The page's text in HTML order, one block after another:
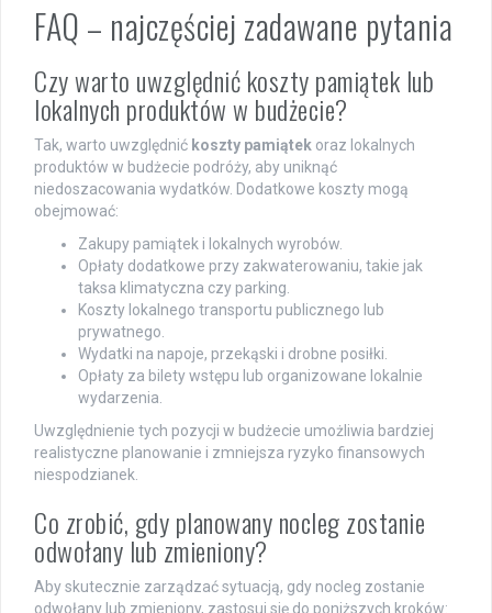
FAQ – najczęściej zadawane pytania
Czy warto uwzględnić koszty pamiątek lub
lokalnych produktów w budżecie?
Tak, warto uwzględnić koszty pamiątek oraz lokalnych
produktów w budżecie podróży, aby uniknąć
niedoszacowania wydatków. Dodatkowe koszty mogą
obejmować:
Zakupy pamiątek i lokalnych wyrobów.
Opłaty dodatkowe przy zakwaterowaniu, takie jak
taksa klimatyczna czy parking.
Koszty lokalnego transportu publicznego lub
prywatnego.
Wydatki na napoje, przekąski i drobne posiłki.
Opłaty za bilety wstępu lub organizowane lokalnie
wydarzenia.
Uwzględnienie tych pozycji w budżecie umożliwia bardziej
realistyczne planowanie i zmniejsza ryzyko finansowych
niespodzianek.
Co zrobić, gdy planowany nocleg zostanie
odwołany lub zmieniony?
Aby skutecznie zarządzać sytuacją, gdy nocleg zostanie
odwołany lub zmieniony, zastosuj się do poniższych kroków: